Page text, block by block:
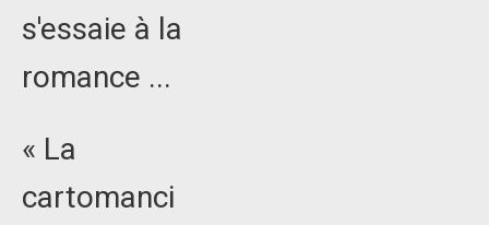
s'essaie à la
romance ...
« La
cartomanci